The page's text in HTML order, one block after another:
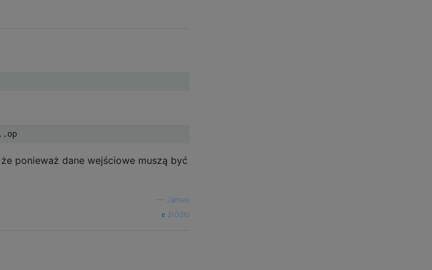
że ponieważ dane wejściowe muszą być
James
źródło